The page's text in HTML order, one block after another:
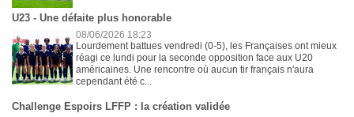
U23 - Une défaite plus honorable
08/06/2026 18:23
Lourdement battues vendredi (0-5), les Françaises ont mieux
réagi ce lundi pour la seconde opposition face aux U20
américaines. Une rencontre où aucun tir français n'aura
cependant été c...
Challenge Espoirs LFFP : la création validée